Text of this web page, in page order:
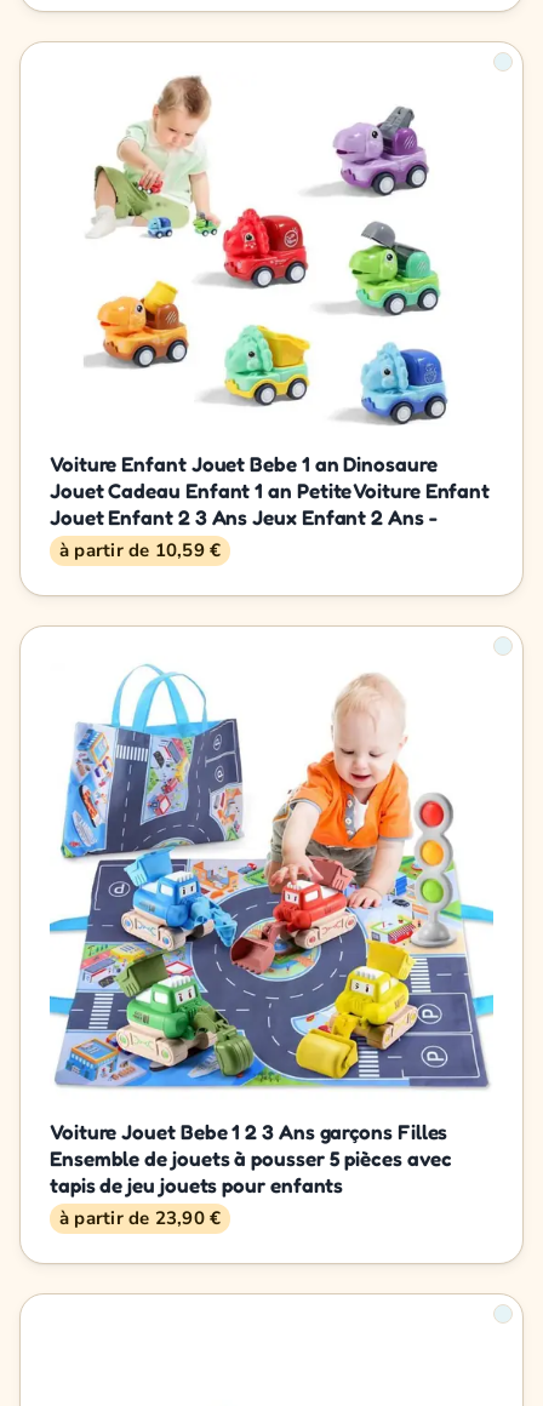
Voiture Enfant Jouet Bebe 1 an Dinosaure
Jouet Cadeau Enfant 1 an Petite Voiture Enfant
Jouet Enfant 2 3 Ans Jeux Enfant 2 Ans -
à partir de 10,59 €
Voiture Jouet Bebe 1 2 3 Ans garçons Filles
Ensemble de jouets à pousser 5 pièces avec
tapis de jeu jouets pour enfants
à partir de 23,90 €